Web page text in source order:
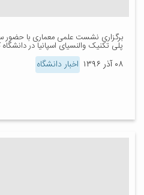
برگزاری نشست علمی معماری با حضور
پلی تکنیک والنسیای اسپانیا در دانشگاه
۰۸ آذر ۱۳۹۶ اخبار دانشگاه